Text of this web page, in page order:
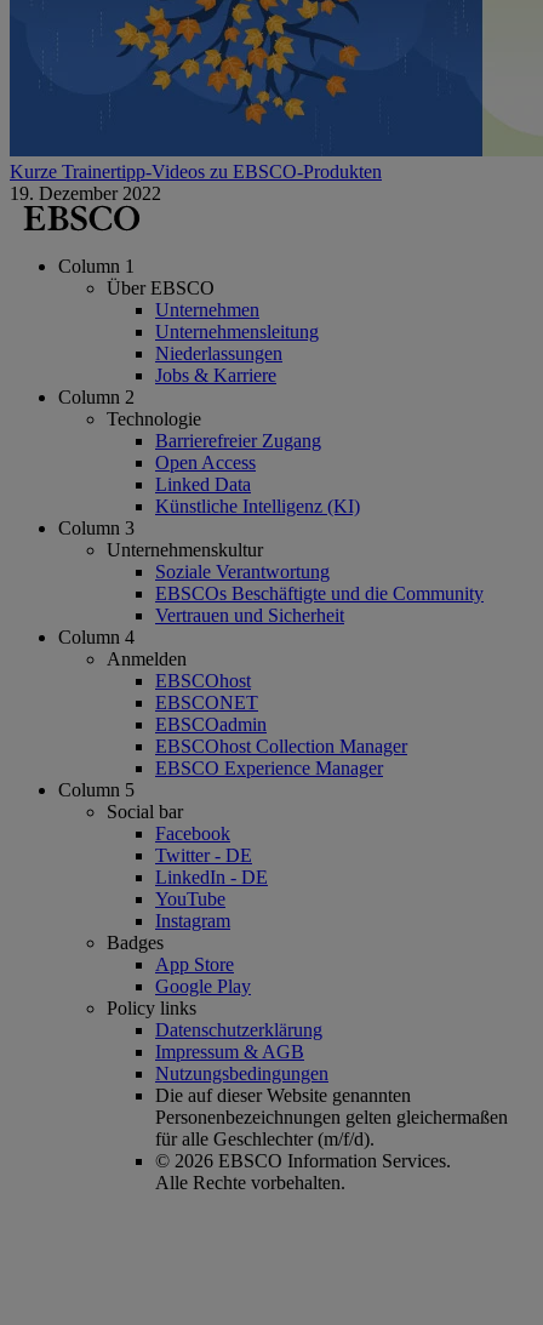
Kurze Trainertipp-Videos zu EBSCO-Produkten
19. Dezember 2022
Column 1
Über EBSCO
Unternehmen
Unternehmensleitung
Niederlassungen
Jobs & Karriere
Column 2
Technologie
Barrierefreier Zugang
Open Access
Linked Data
Künstliche Intelligenz (KI)
Column 3
Unternehmenskultur
Soziale Verantwortung
EBSCOs Beschäftigte und die Community
Vertrauen und Sicherheit
Column 4
Anmelden
EBSCOhost
EBSCONET
EBSCOadmin
EBSCOhost Collection Manager
EBSCO Experience Manager
Column 5
Social bar
Facebook
Twitter - DE
LinkedIn - DE
YouTube
Instagram
Badges
App Store
Google Play
Policy links
Datenschutzerklärung
Impressum & AGB
Nutzungsbedingungen
Die auf dieser Website genannten
Personenbezeichnungen gelten gleichermaßen
für alle Geschlechter (m/f/d).
© 2026 EBSCO Information Services.
Alle Rechte vorbehalten.